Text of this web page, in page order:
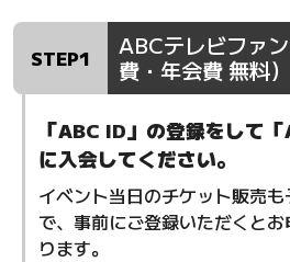
STEP1
ABCテレビファ
費・年会費 無料）
「ABC ID」の登録をして
に入会してください。
イベント当日のチケット販売
で、事前にご登録いただくと
ります。